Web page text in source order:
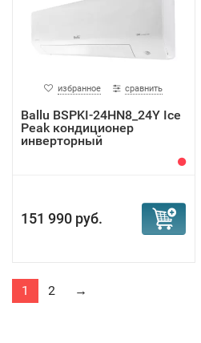
избранное сравнить
Ballu BSPKI-24HN8_24Y Ice
Peak кондиционер
инверторный
151 990 руб.
1 2 →